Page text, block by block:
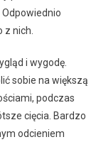
Odpowiednio
nich.
i wygodę.
sobie na większą
podczas
cięcia. Bardzo
odcieniem